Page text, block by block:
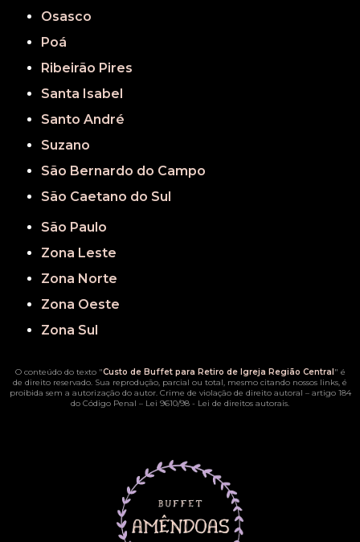
Osasco
Poá
Ribeirão Pires
Santa Isabel
Santo André
Suzano
São Bernardo do Campo
São Caetano do Sul
São Paulo
Zona Leste
Zona Norte
Zona Oeste
Zona Sul
O conteúdo do texto "Custo de Buffet para Retiro de Igreja Região Central " é
de direito reservado. Sua reprodução, parcial ou total, mesmo citando nossos links, é
proibida sem a autorização do autor. Crime de violação de direito autoral – artigo 184
do Código Penal – Lei 9610/98 - Lei de direitos autorais.